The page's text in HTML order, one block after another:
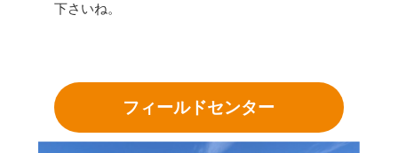
下さいね。
フィールドセンター